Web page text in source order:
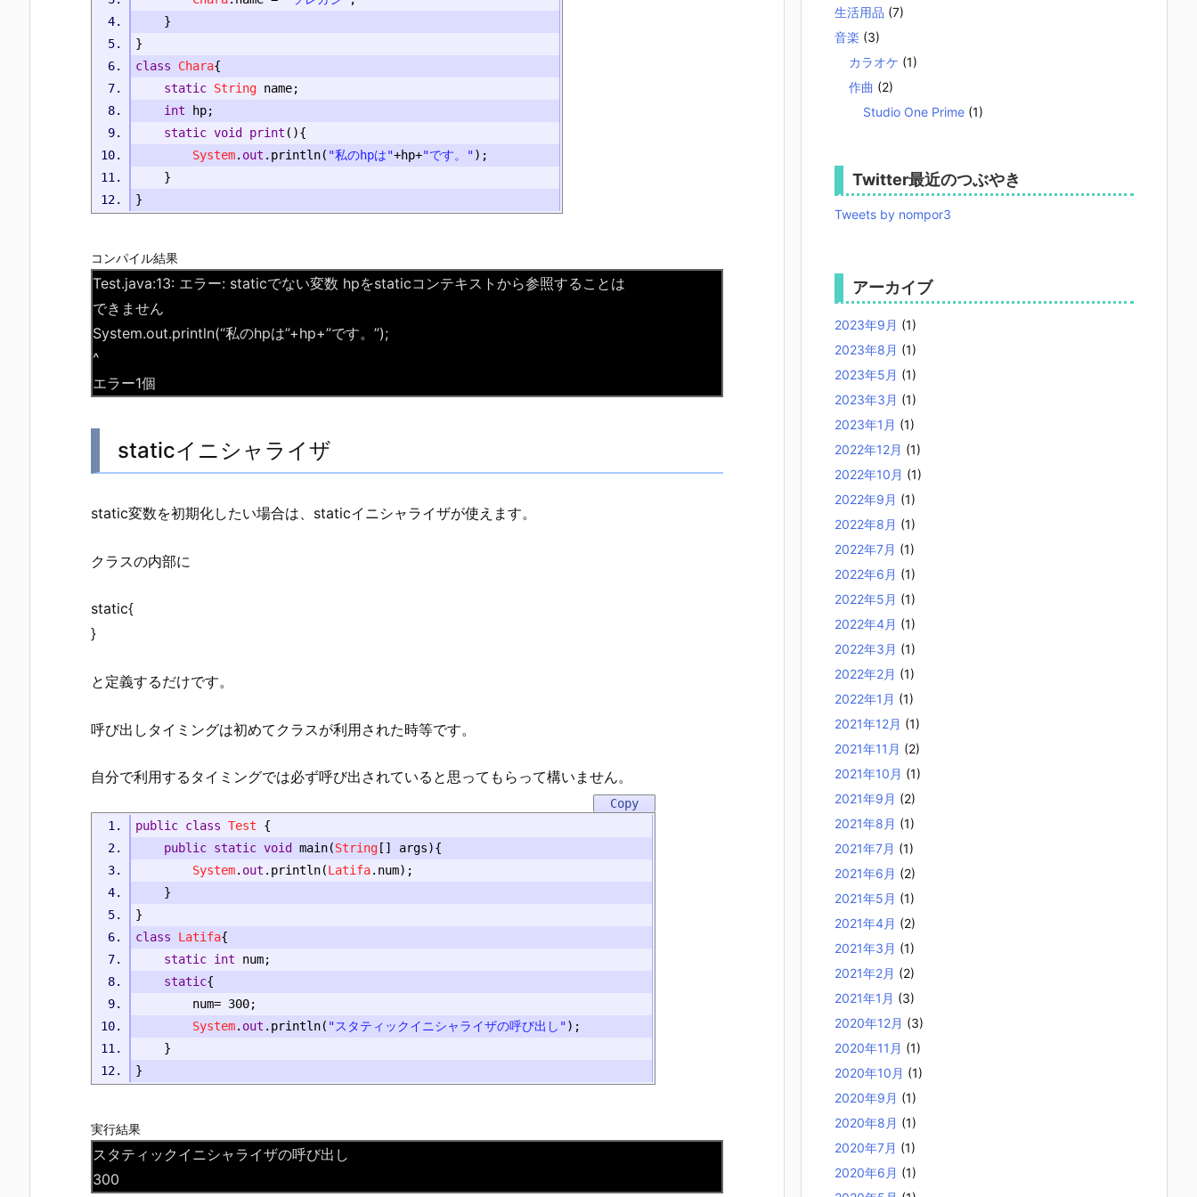
}
}
class
Chara{
static String name;
int hp;
static void print (){
System. out . println( "私のhpは"+hp+"です。");
}
}
コンパイル結果
Test.java:13: エラー: staticでない変数 hpをstaticコンテキストから参照することは
できません
System.out.println(“私のhpは”+hp+”です。”);
^
エラー1個
staticイニシャライザ
static変数を初期化したい場合は、staticイニシャライザが使えます。
クラスの内部に
static{
}
と定義するだけです。
呼び出しタイミングは初めてクラスが利用された時等です。
自分で利用するタイミングでは必ず呼び出されていると思ってもらって構いません。
public class Test
{
public static void main(String [] args){
System. out . println(Latifa. num);
}
}
class
Latifa{
static int num;
static{
		num
= 300;
System. out . println( "スタティックイニシャライザの呼び出し");
}
}
実行結果
スタティックイニシャライザの呼び出し
300
生活用品 (7)
音楽 (3)
カラオケ (1)
作曲 (2)
Studio One Prime (1)
Twitter最近のつぶやき
Tweets by nompor3
アーカイブ
2023年9月 (1)
2023年8月 (1)
2023年5月 (1)
2023年3月 (1)
2023年1月 (1)
2022年12月 (1)
2022年10月 (1)
2022年9月 (1)
2022年8月 (1)
2022年7月 (1)
2022年6月 (1)
2022年5月 (1)
2022年4月 (1)
2022年3月 (1)
2022年2月 (1)
2022年1月 (1)
2021年12月 (1)
2021年11月 (2)
2021年10月 (1)
2021年9月 (2)
2021年8月 (1)
2021年7月 (1)
2021年6月 (2)
2021年5月 (1)
2021年4月 (2)
2021年3月 (1)
2021年2月 (2)
2021年1月 (3)
2020年12月 (3)
2020年11月 (1)
2020年10月 (1)
2020年9月 (1)
2020年8月 (1)
2020年7月 (1)
2020年6月 (1)